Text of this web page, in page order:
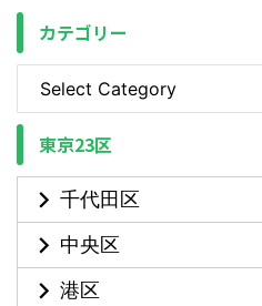
カテゴリー
東京23区
千代田区
中央区
港区